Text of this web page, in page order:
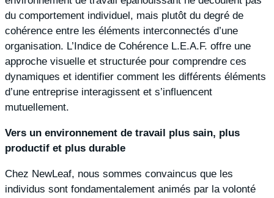
du comportement individuel, mais plutôt du degré de
cohérence entre les éléments interconnectés d’une
organisation. L’Indice de Cohérence L.E.A.F. offre une
approche visuelle et structurée pour comprendre ces
dynamiques et identifier comment les différents éléments
d’une entreprise interagissent et s’influencent
mutuellement.
Vers un environnement de travail plus sain, plus
productif et plus durable
Chez NewLeaf, nous sommes convaincus que les
individus sont fondamentalement animés par la volonté